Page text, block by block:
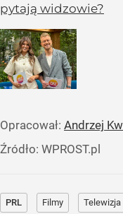
pytają widzowie?
Opracował: Andrzej
Źródło: WPROST.pl
PRL Filmy Telewizja